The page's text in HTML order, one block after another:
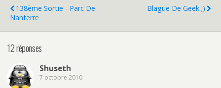
138ème Sortie - Parc De
Nanterre
Blague De Geek ;)
12 réponses
Shuseth
7 octobre 2010